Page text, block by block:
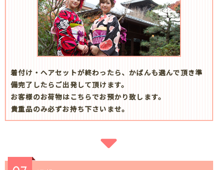
着付け・ヘアセットが終わったら、かばんも選んで頂き準
備完了したらご出発して頂けます。
お客様のお荷物はこちらでお預かり致します。
貴重品のみ必ずお持ち下さいませ。